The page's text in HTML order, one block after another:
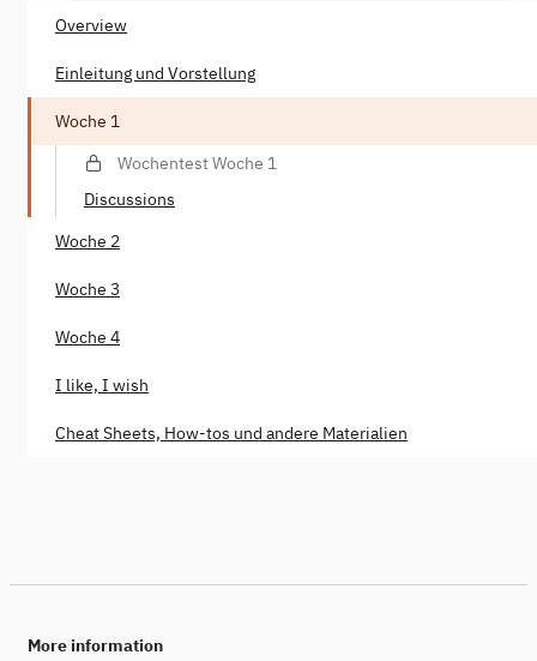
Overview
Einleitung und Vorstellung
Woche 1
Wochentest Woche 1
Discussions
Woche 2
Woche 3
Woche 4
I like, I wish
Cheat Sheets, How-tos und andere Materialien
More information